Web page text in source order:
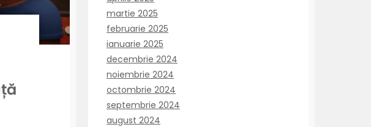
martie 2025
februarie 2025
ianuarie 2025
decembrie 2024
noiembrie 2024
octombrie 2024
septembrie 2024
august 2024